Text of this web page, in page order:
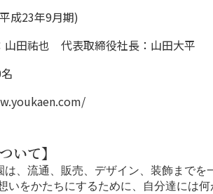
成23年9月期)
山田祐也 代表取締役社長：山田大平
いて】
は、流通、販売、デザイン、装飾まで
いをかたちにするために、自分達には